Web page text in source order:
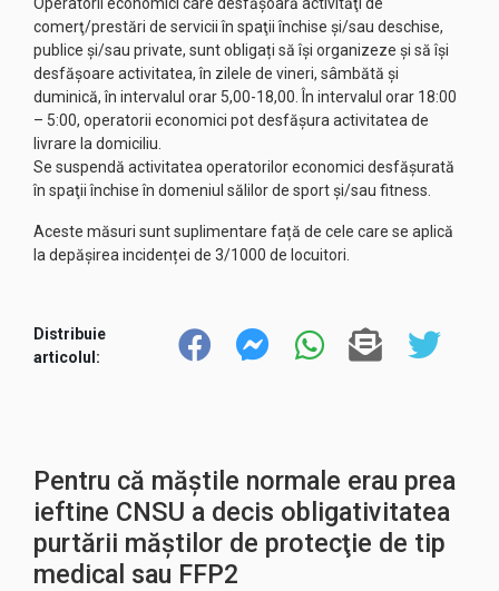
comerţ/prestări de servicii în spaţii închise şi/sau deschise,
publice şi/sau private, sunt obligați să îşi organizeze şi să îşi
desfăşoare activitatea, în zilele de vineri, sâmbătă şi
duminică, în intervalul orar 5,00-18,00. În intervalul orar 18:00
– 5:00, operatorii economici pot desfășura activitatea de
livrare la domiciliu.
Se suspendă activitatea operatorilor economici desfăşurată
în spaţii închise în domeniul sălilor de sport şi/sau fitness.
Aceste măsuri sunt suplimentare față de cele care se aplică
la depășirea incidenței de 3/1000 de locuitori.
Distribuie
articolul:
Pentru că măștile normale erau prea
ieftine CNSU a decis obligativitatea
purtării măştilor de protecţie de tip
medical sau FFP2